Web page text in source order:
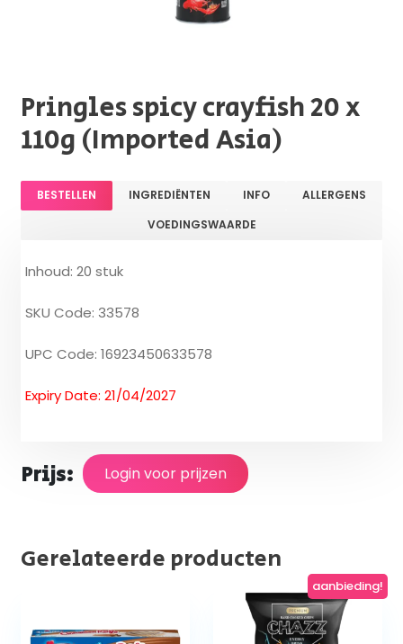
Pringles spicy crayfish 20 x
110g (Imported Asia)
BESTELLEN INGREDIËNTEN INFO
ALLERGENS
VOEDINGSWAARDE
Inhoud: 20 stuk
SKU Code: 33578
UPC Code: 16923450633578
Expiry Date: 21/04/2027
Prijs: Login voor prijzen
Gerelateerde producten
aanbieding!